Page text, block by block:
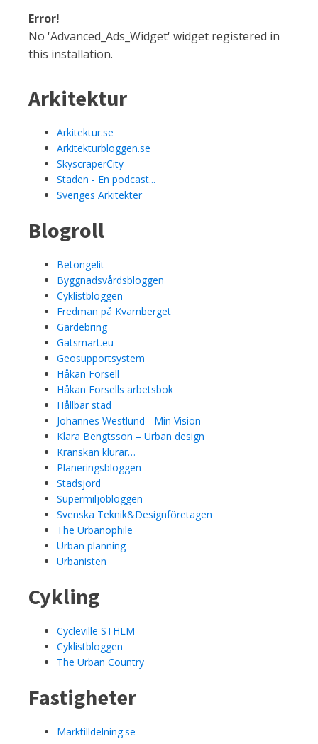
Error!
No 'Advanced_Ads_Widget' widget registered in
this installation.
Arkitektur
Arkitektur.se
Arkitekturbloggen.se
SkyscraperCity
Staden - En podcast...
Sveriges Arkitekter
Blogroll
Betongelit
Byggnadsvårdsbloggen
Cyklistbloggen
Fredman på Kvarnberget
Gardebring
Gatsmart.eu
Geosupportsystem
Håkan Forsell
Håkan Forsells arbetsbok
Hållbar stad
Johannes Westlund - Min Vision
Klara Bengtsson – Urban design
Kranskan klurar…
Planeringsbloggen
Stadsjord
Supermiljöbloggen
Svenska Teknik&Designföretagen
The Urbanophile
Urban planning
Urbanisten
Cykling
Cycleville STHLM
Cyklistbloggen
The Urban Country
Fastigheter
Marktilldelning.se